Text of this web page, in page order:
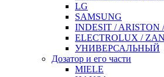
LG
SAMSUNG
INDESIT / ARISTON
ELECTROLUX /
УНИВЕРСАЛЬНЫЙ
Дозатор и его части
MIELE